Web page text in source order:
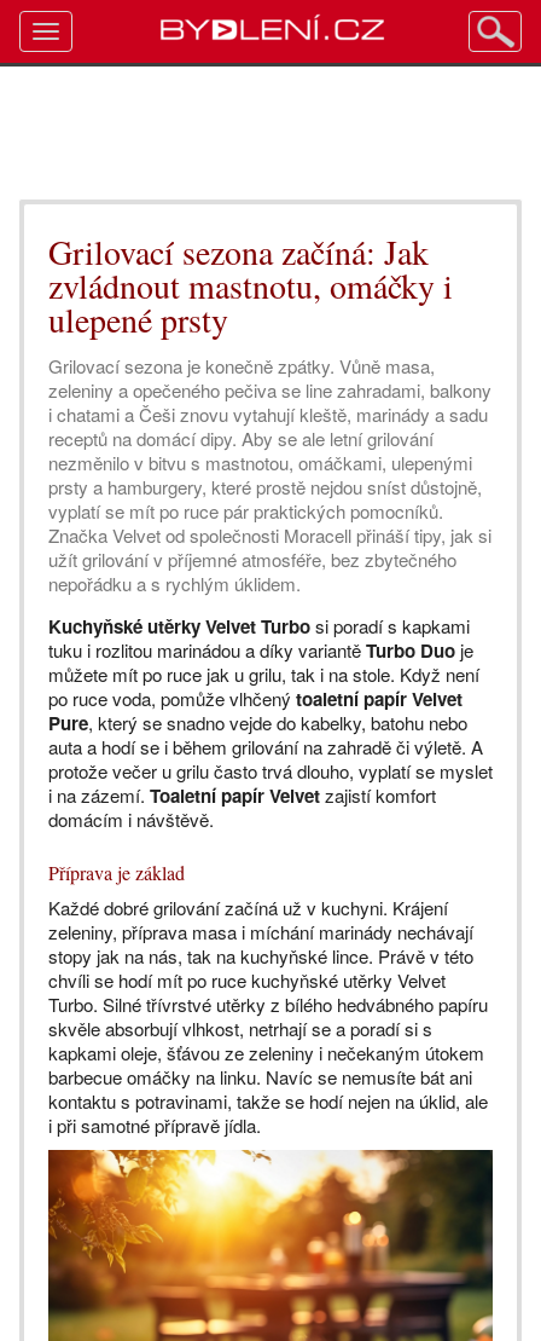
Grilovací sezona začíná: Jak
zvládnout mastnotu, omáčky i
ulepené prsty
Grilovací sezona je konečně zpátky. Vůně masa,
zeleniny a opečeného pečiva se line zahradami, balkony
i chatami a Češi znovu vytahují kleště, marinády a sadu
receptů na domácí dipy. Aby se ale letní grilování
nezměnilo v bitvu s mastnotou, omáčkami, ulepenými
prsty a hamburgery, které prostě nejdou sníst důstojně,
vyplatí se mít po ruce pár praktických pomocníků.
Značka Velvet od společnosti Moracell přináší tipy, jak si
užít grilování v příjemné atmosféře, bez zbytečného
nepořádku a s rychlým úklidem.
Kuchyňské utěrky Velvet Turbosi poradí s kapkami
tuku i rozlitou marinádou a díky variantěTurbo Duo je
můžete mít po ruce jak u grilu, tak i na stole. Když není
po ruce voda, pomůže vlhčený toaletní papír Velvet
Pure, který se snadno vejde do kabelky, batohu nebo
auta a hodí se i během grilování na zahradě či výletě. A
protože večer u grilu často trvá dlouho, vyplatí se myslet
i na zázemí. Toaletní papír Velvetzajistí komfort
domácím i návštěvě.
Příprava je základ
Každé dobré grilování začíná už v kuchyni. Krájení
zeleniny, příprava masa i míchání marinády nechávají
stopy jak na nás, tak na kuchyňské lince. Právě v této
chvíli se hodí mít po ruce kuchyňské utěrky Velvet
Turbo. Silné třívrstvé utěrky z bílého hedvábného papíru
skvěle absorbují vlhkost, netrhají se a poradí si s
kapkami oleje, šťávou ze zeleniny i nečekaným útokem
barbecue omáčky na linku. Navíc se nemusíte bát ani
kontaktu s potravinami, takže se hodí nejen na úklid, ale
i při samotné přípravě jídla.
Toggle
navigation